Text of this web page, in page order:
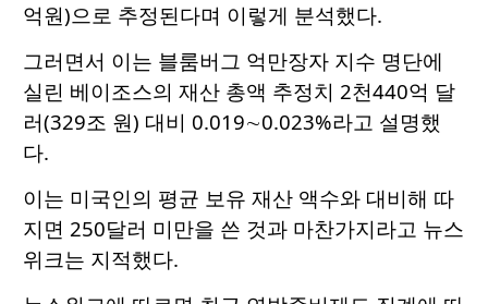
억원)으로 추정된다며 이렇게 분석했다.
그러면서 이는 블룸버그 억만장자 지수 명단에
실린 베이조스의 재산 총액 추정치 2천440억 달
러(329조 원) 대비 0.019∼0.023%라고 설명했
다.
이는 미국인의 평균 보유 재산 액수와 대비해 따
지면 250달러 미만을 쓴 것과 마찬가지라고 뉴스
위크는 지적했다.